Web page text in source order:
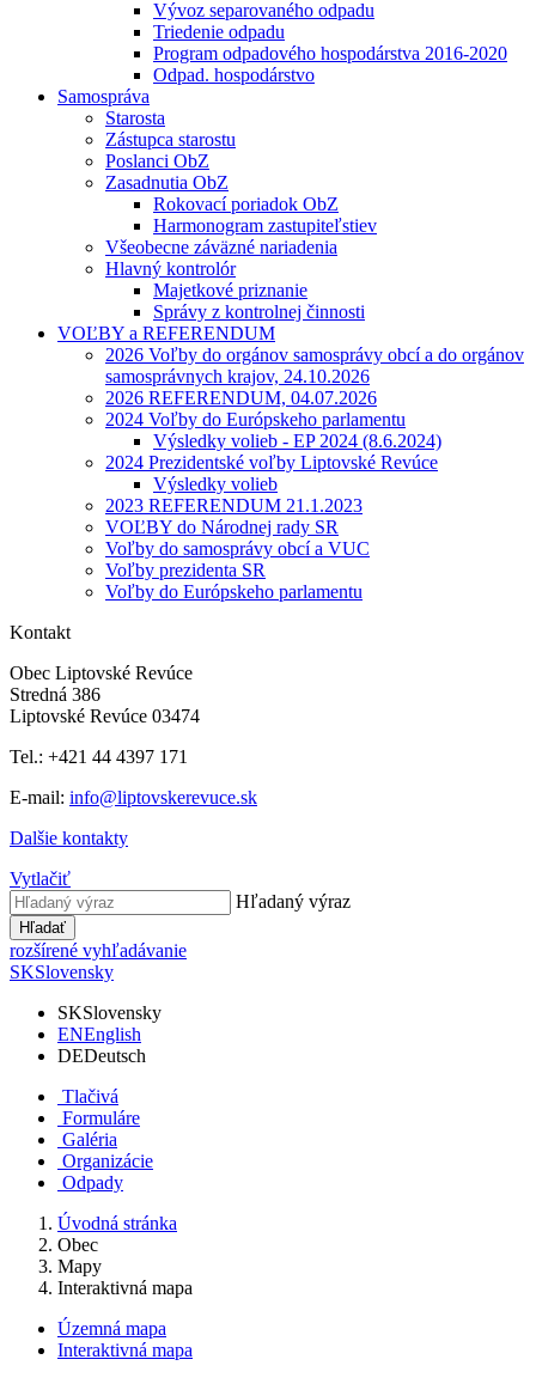
Vývoz separovaného odpadu
Triedenie odpadu
Program odpadového hospodárstva 2016-2020
Odpad. hospodárstvo
Samospráva
Starosta
Zástupca starostu
Poslanci ObZ
Zasadnutia ObZ
Rokovací poriadok ObZ
Harmonogram zastupiteľstiev
Všeobecne záväzné nariadenia
Hlavný kontrolór
Majetkové priznanie
Správy z kontrolnej činnosti
VOĽBY a REFERENDUM
2026 Voľby do orgánov samosprávy obcí a do orgánov
samosprávnych krajov, 24.10.2026
2026 REFERENDUM, 04.07.2026
2024 Voľby do Európskeho parlamentu
Výsledky volieb - EP 2024 (8.6.2024)
2024 Prezidentské voľby Liptovské Revúce
Výsledky volieb
2023 REFERENDUM 21.1.2023
VOĽBY do Národnej rady SR
Voľby do samosprávy obcí a VUC
Voľby prezidenta SR
Voľby do Európskeho parlamentu
Kontakt
Obec Liptovské Revúce
Stredná 386
Liptovské Revúce 03474
Tel.: +421 44 4397 171
E-mail: info@liptovskerevuce.sk
Dalšie kontakty
Vytlačiť
Hľadaný výraz
Hľadať
rozšírené vyhľadávanie
SKSlovensky
SKSlovensky
ENEnglish
DEDeutsch
Tlačivá
Formuláre
Galéria
Organizácie
Odpady
Úvodná stránka
Obec
Mapy
Interaktivná mapa
Územná mapa
Interaktivná mapa